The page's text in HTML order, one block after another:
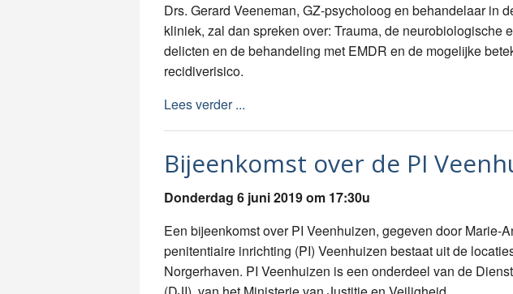
Drs. Gerard Veeneman, GZ-psycholoog en behandelaar in
kliniek, zal dan spreken over: Trauma, de neurobiologische
delicten en de behandeling met EMDR en de mogelijke
recidiverisico.
Lees verder ...
Bijeenkomst over de PI
Donderdag 6 juni 2019 om 17:30u
Een bijeenkomst over PI Veenhuizen, gegeven door Marie-
penitentiaire inrichting (PI) Veenhuizen bestaat uit de
Norgerhaven. PI Veenhuizen is een onderdeel van de